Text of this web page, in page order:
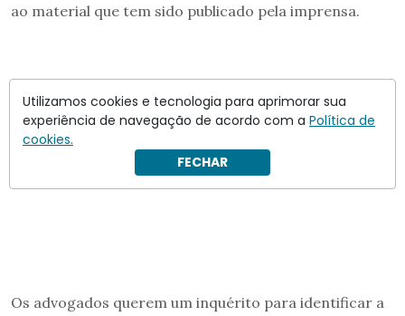
ao material que tem sido publicado pela imprensa.
Os advogados querem um inquérito para identificar a
Utilizamos cookies e tecnologia para aprimorar sua
experiência de navegação de acordo com a Política de
cookies.
FECHAR